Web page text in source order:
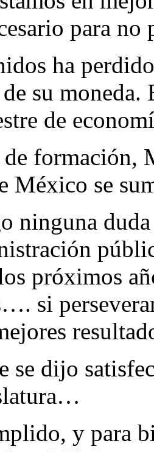
para
ha
su moneda.
de
de formación,
México se
ninguna
próximos
si
se dijo
y para